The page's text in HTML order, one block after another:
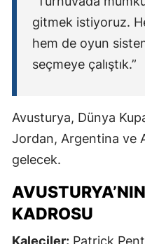
gitmek istiyoruz.
hem de oyun
seçmeye çalıştık.”
Avusturya, Dünya
Jordan, Argentina ve
gelecek.
KADROSU
Kaleciler: Patrick